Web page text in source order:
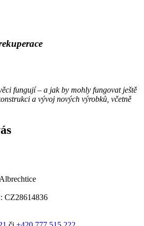
fungují – a jak by mohly fungovat ještě
a vývoj nových výrobků, včetně